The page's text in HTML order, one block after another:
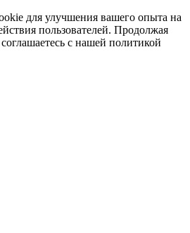
для улучшения вашего опыта на
пользователей. Продолжая
с нашей политикой